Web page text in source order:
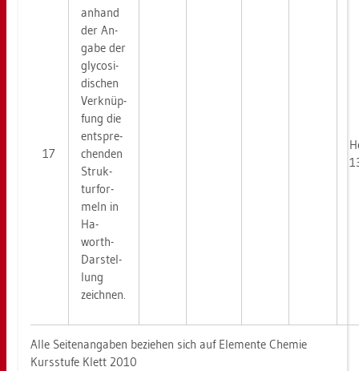
17
an­hand
der An­
ga­be der
gly­co­si­
di­schen
Ver­knüp­
fung die
ent­spre­
chen­den
Struk­
tur­for­
meln in
Ha­
worth-
Dar­stel­
lung
zeich­nen.
Alle Sei­ten­an­ga­ben be­zie­hen sich auf Ele­men­te Che­mie
Kurs­stu­fe Klett 2010